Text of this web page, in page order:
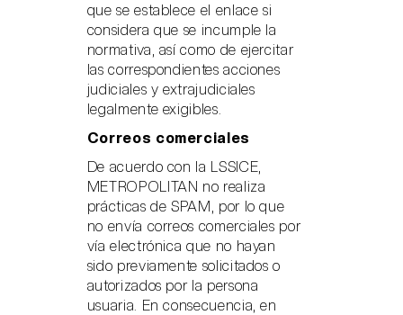
que se establece el enlace si
considera que se incumple la
normativa, así como de ejercitar
las correspondientes acciones
judiciales y extrajudiciales
legalmente exigibles.
Correos comerciales
De acuerdo con la LSSICE,
METROPOLITAN no realiza
prácticas de SPAM, por lo que
no envía correos comerciales por
vía electrónica que no hayan
sido previamente solicitados o
autorizados por la persona
usuaria. En consecuencia, en